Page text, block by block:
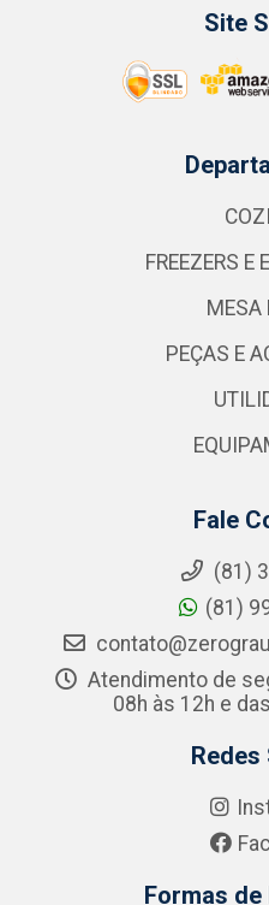
Site
FREEZERS E
MESA
PEÇAS E
Fale
(81)
(81)
Atendimento de
08h às 12h e
Redes
Formas